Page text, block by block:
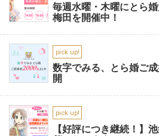
毎週水曜・木曜にとら
梅田を開催中！
pick up!
数字でみる、とら婚ご
開
pick up!
【好評につき継続！】